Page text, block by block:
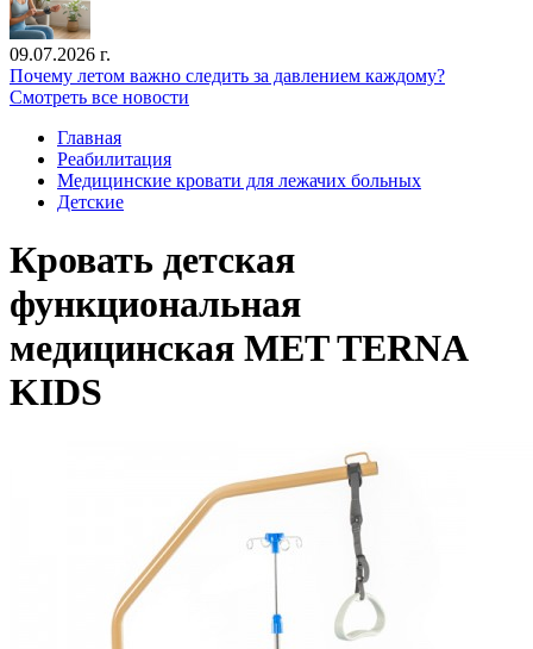
09.07.2026 г.
Почему летом важно следить за давлением каждому?
Смотреть все новости
Главная
Реабилитация
Медицинские кровати для лежачих больных
Детские
Кровать детская
функциональная
медицинская MET TERNA
KIDS